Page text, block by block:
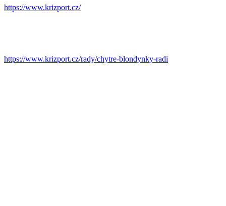
https://www.krizport.cz/
https://www.krizport.cz/rady/chytre-blondynky-radi